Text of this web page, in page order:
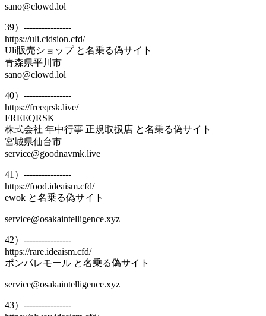
sano@clowd.lol
39）----------------
https://uli.cidsion.cfd/
Uli販売ショップ と名乗る偽サイト
青森県平川市
sano@clowd.lol
40）----------------
https://freeqrsk.live/
FREEQRSK
株式会社 年中行事 正規取扱店 と名乗る偽サイト
宮城県仙台市
service@goodnavmk.live
41）----------------
https://food.ideaism.cfd/
ewok と名乗る偽サイト
service@osakaintelligence.xyz
42）----------------
https://rare.ideaism.cfd/
ポンパレモール と名乗る偽サイト
service@osakaintelligence.xyz
43）----------------